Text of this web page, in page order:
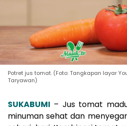
Potret jus tomat. (Foto: Tangkapan layar
Taryawan)
SUKABUMI – Jus tomat
minuman sehat dan